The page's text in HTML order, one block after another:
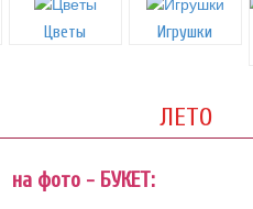
Цветы
Игрушки
ЛЕТО
на фото - БУКЕТ: